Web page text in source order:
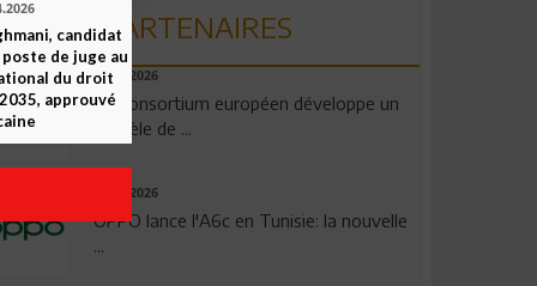
PARTENAIRES
06.08.2026
Un consortium européen développe un
modèle de ...
04.08.2026
OPPO lance l'A6c en Tunisie: la nouvelle
...
candidat
de juge au
du droit
approuvé